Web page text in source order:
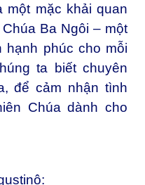
một mặc khải quan
Ba Ngôi – một
hạnh phúc cho mỗi
ta biết chuyên
để cảm nhận tình
Chúa dành cho